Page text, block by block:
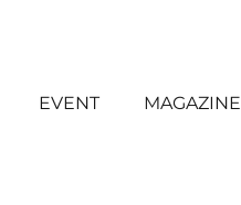
EVENT MAGAZINE